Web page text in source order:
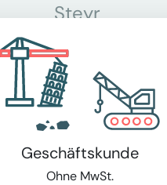
Steyr
Wien
Geschäftskunde
Ohne MwSt.